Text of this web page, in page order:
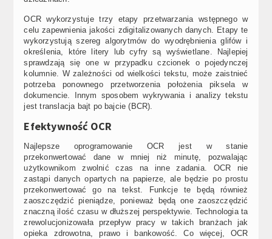
OCR wykorzystuje trzy etapy przetwarzania wstępnego w
celu zapewnienia jakości zdigitalizowanych danych. Etapy te
wykorzystują szereg algorytmów do wyodrębnienia glifów i
określenia, które litery lub cyfry są wyświetlane. Najlepiej
sprawdzają się one w przypadku czcionek o pojedynczej
kolumnie. W zależności od wielkości tekstu, może zaistnieć
potrzeba ponownego przetworzenia położenia piksela w
dokumencie. Innym sposobem wykrywania i analizy tekstu
jest translacja bajt po bajcie (BCR).
Efektywność OCR
Najlepsze oprogramowanie OCR jest w stanie
przekonwertować dane w mniej niż minutę, pozwalając
użytkownikom zwolnić czas na inne zadania. OCR nie
zastąpi danych opartych na papierze, ale będzie po prostu
przekonwertować go na tekst. Funkcje te będą również
zaoszczędzić pieniądze, ponieważ będą one zaoszczędzić
znaczną ilość czasu w dłuższej perspektywie. Technologia ta
zrewolucjonizowała przepływ pracy w takich branżach jak
opieka zdrowotna, prawo i bankowość. Co więcej, OCR